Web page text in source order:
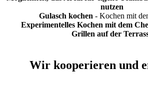
nutzen
Gulasch kochen - Kochen mit
Experimentelles Kochen mit dem
Grillen auf der
Wir kooperieren und